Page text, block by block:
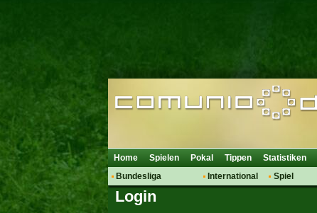
Home Spielen Pokal Tippen Statistiken
Bundesliga
Hot News
International
Spiel
Login